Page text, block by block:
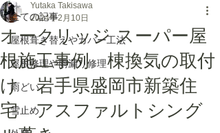
全ての記事
屋根葺き替えやカバー工法
屋根修理や雨漏り修理
雨どい
雪止め
オークリッジ スーパー屋
根施工事例 棟換気の取付
け 岩手県盛岡市新築住
宅 アスファルトシング
Yutaka Takisawa
2024年2月10日